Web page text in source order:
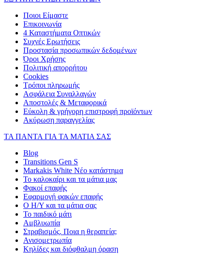
Ποιοι Είμαστε
Επικοινωνία
4 Καταστήματα Οπτικών
Συχνές Ερωτήσεις
Προστασία προσωπικών δεδομένων
Όροι Χρήσης
Πολιτική απορρήτου
Cookies
Τρόποι πληρωμής
Ασφάλεια Συναλλαγών
Αποστολές & Μεταφορικά
Εύκολη & γρήγορη επιστροφή προϊόντων
Ακύρωση παραγγελίας
ΤΑ ΠΑΝΤΑ ΓΙΑ ΤΑ ΜΑΤΙΑ ΣΑΣ
Blog
Transitions Gen S
Markakis White Νέο κατάστημα
Το καλοκαίρι και τα μάτια μας
Φακοί επαφής
Εφαρμογή φακών επαφής
Ο Η/Υ και τα μάτια σας
Το παιδικό μάτι
Αμβλυωπία
Στραβισμός. Ποια η θεραπεία;
Ανισομετρωπία
Κηλίδες και διόφθαλμη όραση